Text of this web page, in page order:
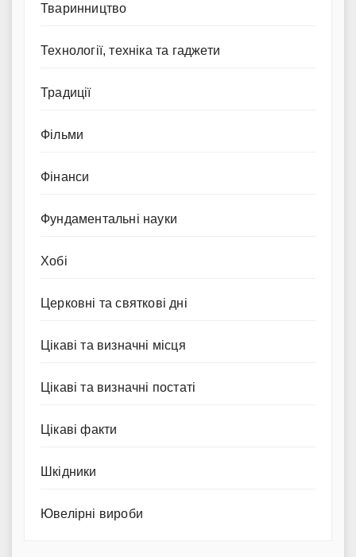
Тваринництво
Технології, техніка та гаджети
Традиції
Фільми
Фінанси
Фундаментальні науки
Хобі
Церковні та святкові дні
Цікаві та визначні місця
Цікаві та визначні постаті
Цікаві факти
Шкідники
Ювелірні вироби